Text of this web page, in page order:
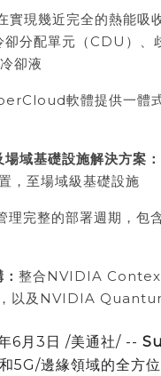
實現幾近完全的熱能吸
卻分配單元（CDU）
卻液
軟體提供一體
域基礎設施解決方案：
至場域級基礎設施
理完整的部署週期，包
整合NVIDIA
以及NVIDIA
6月3日 /美通社/ --
5G/邊緣領域的全方